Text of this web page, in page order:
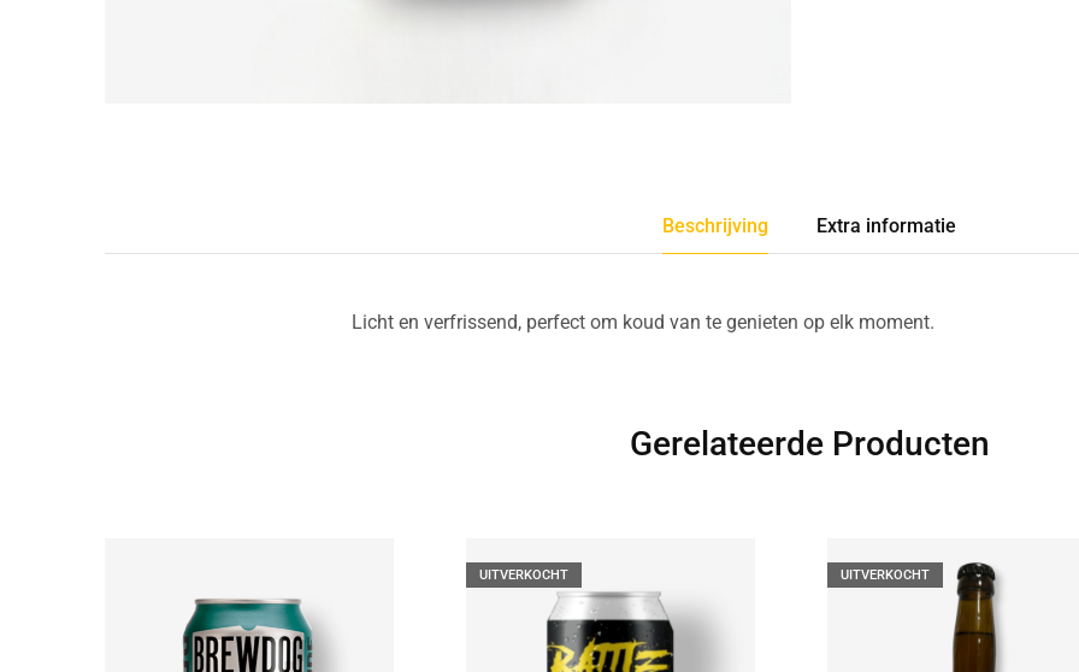
Beschrijving Extra informatie
Licht en verfrissend, perfect om koud van te genieten op elk moment.
Gerelateerde Producten
UITVERKOCHT UITVERKOCHT